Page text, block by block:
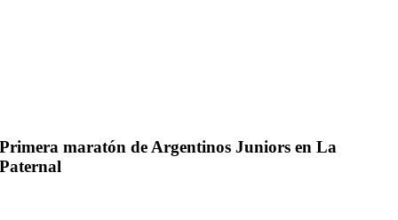
Primera maratón de Argentinos Juniors en La
Paternal